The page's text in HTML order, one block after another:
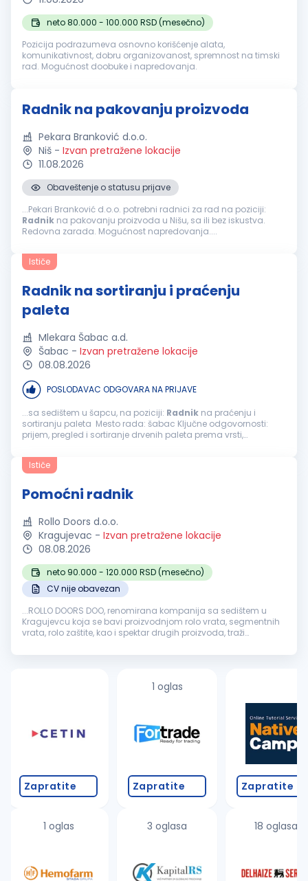
neto 80.000 - 100.000 RSD (mesečno)
Pozicija podrazumeva osnovno korišćenje alata,
komunikativnost, dobru organizovanost, spremnost na timski
rad. Mogućnost doobuke i napredovanja.
Radnik na pakovanju proizvoda
Pekara Branković d.o.o.
Niš - Izvan pretražene lokacije
11.08.2026
Obaveštenje o statusu prijave
...Pekari Branković d.o.o. potrebni radnici za rad na poziciji:
Radnik na pakovanju proizvoda u Nišu, sa ili bez iskustva.
Redovna zarada. Mogućnost napredovanja....
Ističe
Radnik na sortiranju i praćenju
paleta
Mlekara Šabac a.d.
Šabac - Izvan pretražene lokacije
08.08.2026
POSLODAVAC ODGOVARA NA PRIJAVE
...sa sedištem u šapcu, na poziciji: Radnik na praćenju i
sortiranju paleta Mesto rada: šabac Ključne odgovornosti:
prijem, pregled i sortiranje drvenih paleta prema vrsti,
ispravne, oštećene...
Ističe
Pomoćni radnik
Rollo Doors d.o.o.
Kragujevac - Izvan pretražene lokacije
08.08.2026
neto 90.000 - 120.000 RSD (mesečno)
CV nije obavezan
...ROLLO DOORS DOO, renomirana kompanija sa sedištem u
Kragujevcu koja se bavi proizvodnjom rolo vrata, segmentnih
vrata, rolo zaštite, kao i spektar drugih proizvoda, traži
radnik
Zapratite
1 oglas
1 oglas
Zapratite
3 oglasa
Zapratite
18 oglasa